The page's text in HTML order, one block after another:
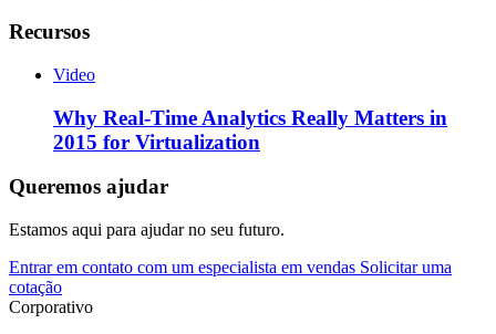
Recursos
Video
Why Real-Time Analytics Really Matters in
2015 for Virtualization
Queremos ajudar
Estamos aqui para ajudar no seu futuro.
Entrar em contato com um especialista em vendas Solicitar uma
cotação
Corporativo